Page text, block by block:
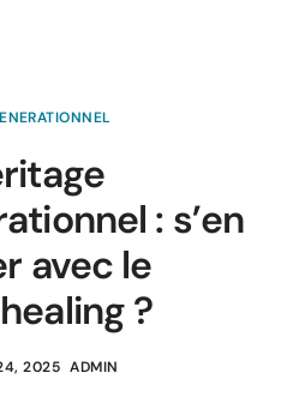
: s’en
avec le
?
2025 ADMIN